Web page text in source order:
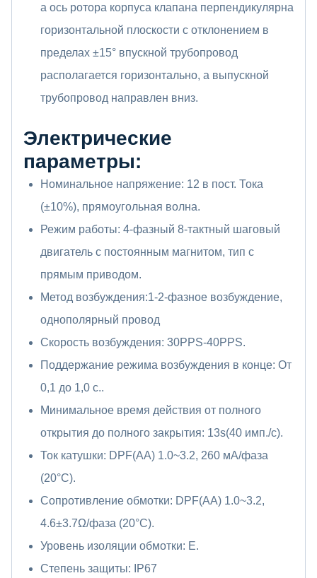
а ось ротора корпуса клапана перпендикулярна
горизонтальной плоскости с отклонением в
пределах ±15° впускной трубопровод
располагается горизонтально, а выпускной
трубопровод направлен вниз.
Электрические
параметры:
Номинальное напряжение: 12 в пост. Тока
(±10%), прямоугольная волна.
Режим работы: 4-фазный 8-тактный шаговый
двигатель с постоянным магнитом, тип с
прямым приводом.
Метод возбуждения:1-2-фазное возбуждение,
однополярный провод
Скорость возбуждения: 30PPS-40PPS.
Поддержание режима возбуждения в конце: От
0,1 до 1,0 с..
Минимальное время действия от полного
открытия до полного закрытия: 13s(40 имп./с).
Ток катушки: DPF(AA) 1.0~3.2, 260 мА/фаза
(20°C).
Сопротивление обмотки: DPF(AA) 1.0~3.2,
4.6±3.7Ω/фаза (20°C).
Уровень изоляции обмотки: E.
Степень защиты: IP67